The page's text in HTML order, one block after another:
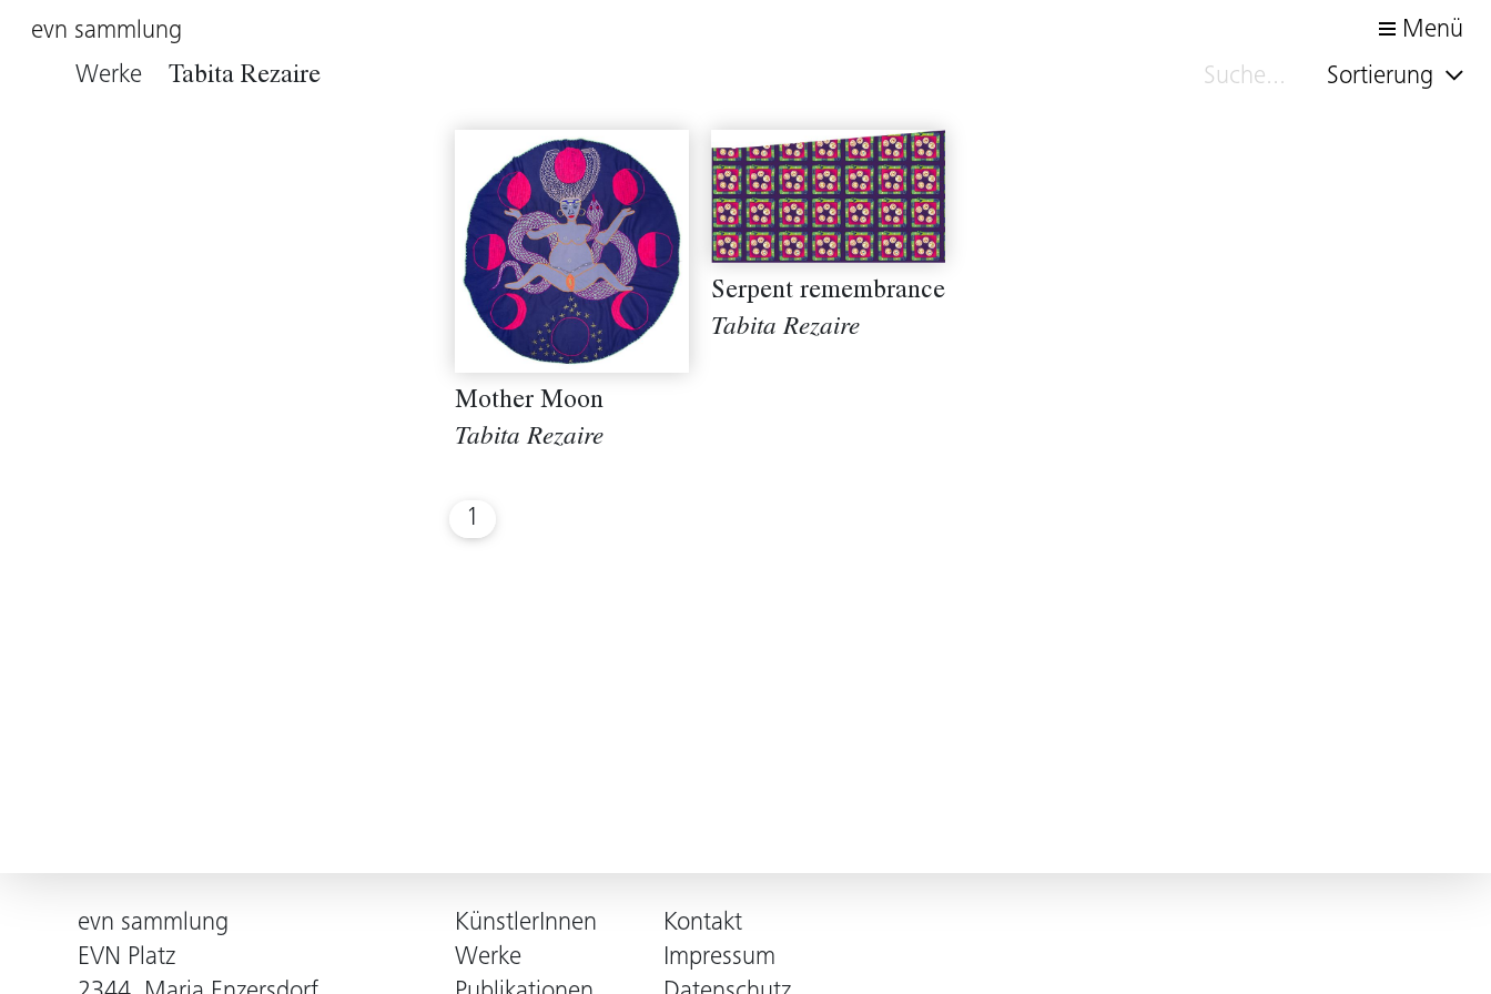
evn sammlung
Menü
Werke Tabita Rezaire Sortierung
Mother Moon
Tabita Rezaire
Serpent remembrance
Tabita Rezaire
1
evn sammlung
EVN Platz
KünstlerInnen
Werke
Kontakt
Impressum